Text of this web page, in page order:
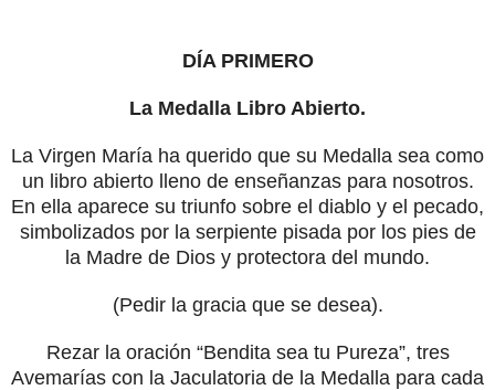
DÍA PRIMERO
La Medalla Libro Abierto.
La Virgen María ha querido que su Medalla sea como
un libro abierto lleno de enseñanzas para nosotros.
En ella aparece su triunfo sobre el diablo y el pecado,
simbolizados por la serpiente pisada por los pies de
la Madre de Dios y protectora del mundo.
(Pedir la gracia que se desea).
Rezar la oración “Bendita sea tu Pureza”, tres
Avemarías con la Jaculatoria de la Medalla para cada